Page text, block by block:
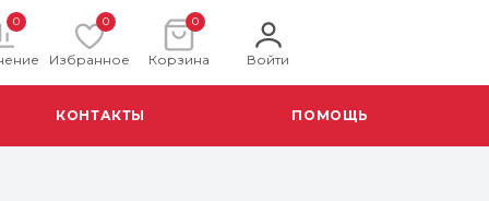
0 0
Избранное
0
Корзина Войти
КОНТАКТЫ ПОМОЩЬ